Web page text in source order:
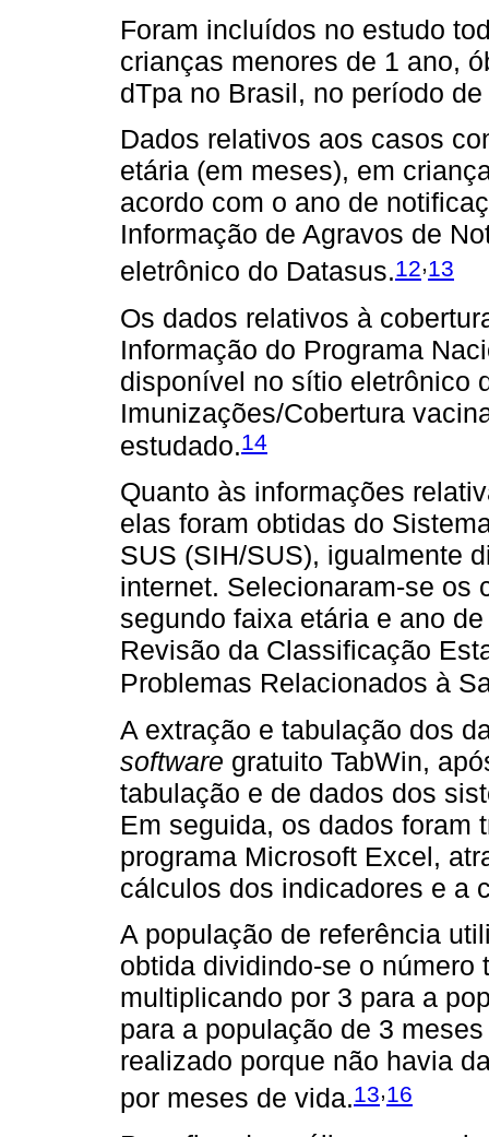
Foram incluídos no estudo
crianças menores de 1 ano,
dTpa no Brasil, no período
Dados relativos aos casos
etária (em meses), em
acordo com o ano de
Informação de Agravos de
eletrônico do Datasus.12,13
Os dados relativos à
Informação do Programa
disponível no sítio eletrônico
Imunizações/Cobertura
estudado.14
Quanto às informações
elas foram obtidas do
SUS (SIH/SUS), igualmente
internet. Selecionaram-se os
segundo faixa etária e ano
Revisão da Classificação
Problemas Relacionados à
A extração e tabulação dos
software gratuito TabWin,
tabulação e de dados dos
Em seguida, os dados foram
programa Microsoft Excel,
cálculos dos indicadores e a
A população de referência
obtida dividindo-se o número
multiplicando por 3 para a
para a população de 3
realizado porque não havia
por meses de vida.13,16